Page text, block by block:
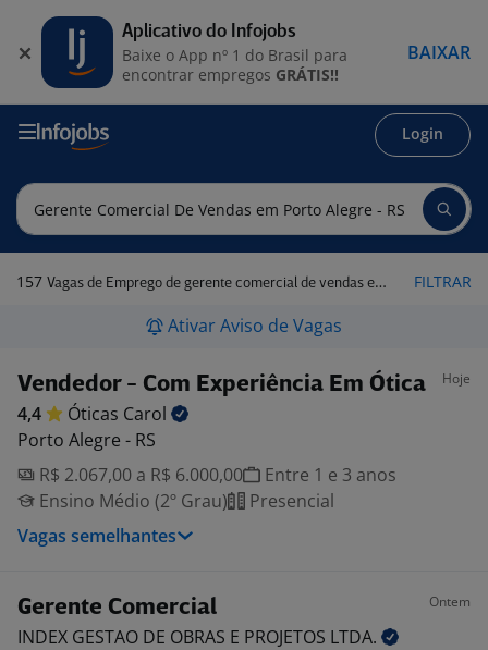
Login
157 Vagas de Emprego de gerente comercial de vendas em Porto Alegre - RS FILTRAR
Ativar Aviso de Vagas
Vendedor - Com Experiência Em Ótica Hoje
4,4 Óticas Carol
Porto Alegre - RS
R$ 2.067,00 a R$ 6.000,00
Entre 1 e 3 anos
Ensino Médio (2º Grau)
Presencial
Vagas semelhantes
Gerente Comercial Ontem
INDEX GESTAO DE OBRAS E PROJETOS LTDA.
Aplicativo do Infojobs
Baixe o App nº 1 do Brasil para
encontrar empregos GRÁTIS!!
BAIXAR